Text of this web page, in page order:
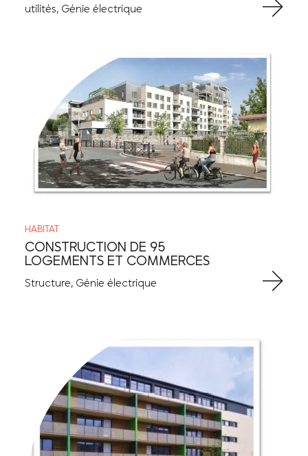
utilités, Génie électrique
HABITAT
CONSTRUCTION DE 95
LOGEMENTS ET COMMERCES
Structure, Génie électrique